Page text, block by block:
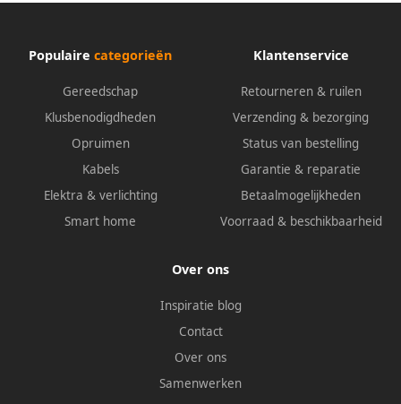
Populaire categorieën
Gereedschap
Klusbenodigdheden
Opruimen
Kabels
Elektra & verlichting
Smart home
Klantenservice
Retourneren & ruilen
Verzending & bezorging
Status van bestelling
Garantie & reparatie
Betaalmogelijkheden
Voorraad & beschikbaarheid
Over ons
Inspiratie blog
Contact
Over ons
Samenwerken